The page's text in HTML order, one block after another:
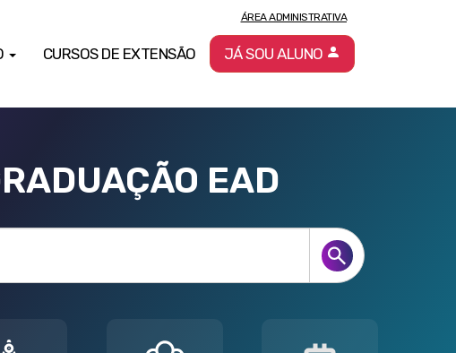
CURSOS DE EXTENSÃO
ÁREA ADMINISTRATIVA
JÁ SOU ALUNO
EAD